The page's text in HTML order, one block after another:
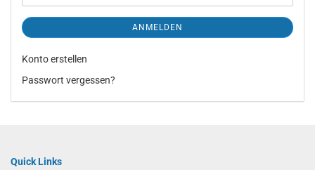
ANMELDEN
Konto erstellen
Passwort vergessen?
Quick Links